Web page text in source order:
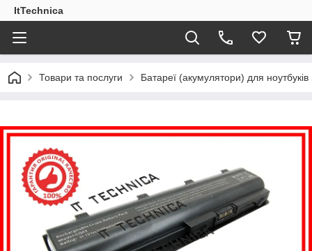
ItTechnica
Товари та послуги Батареї (акумулятори) для